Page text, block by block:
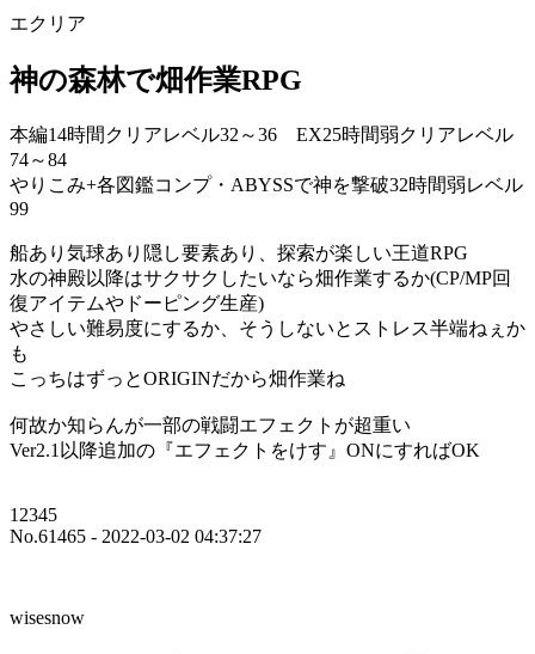
エクリア
神の森林で畑作業RPG
本編14時間クリアレベル32～36 EX25時間弱クリアレベル
74～84
やりこみ+各図鑑コンプ・ABYSSで神を撃破32時間弱レベル
99
船あり気球あり隠し要素あり、探索が楽しい王道RPG
水の神殿以降はサクサクしたいなら畑作業するか(CP/MP回
復アイテムやドーピング生産)
やさしい難易度にするか、そうしないとストレス半端ねぇか
も
こっちはずっとORIGINだから畑作業ね
何故か知らんが一部の戦闘エフェクトが超重い
Ver2.1以降追加の『エフェクトをけす』ONにすればOK
12345
No.61465 - 2022-03-02 04:37:27
wisesnow